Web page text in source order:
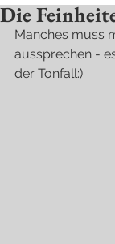
Die
Manches muss
aussprechen -
der Tonfall:)